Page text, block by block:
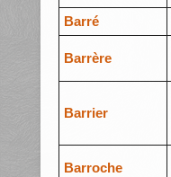
Barré
Barrère
Barrier
Barroche